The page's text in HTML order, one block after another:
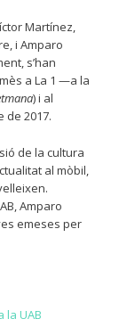
Martínez,
i Amparo
s’han
a La 1 —a la
) i al
de 2017.
de la cultura
al mòbil,
Amparo
emeses per
la UAB